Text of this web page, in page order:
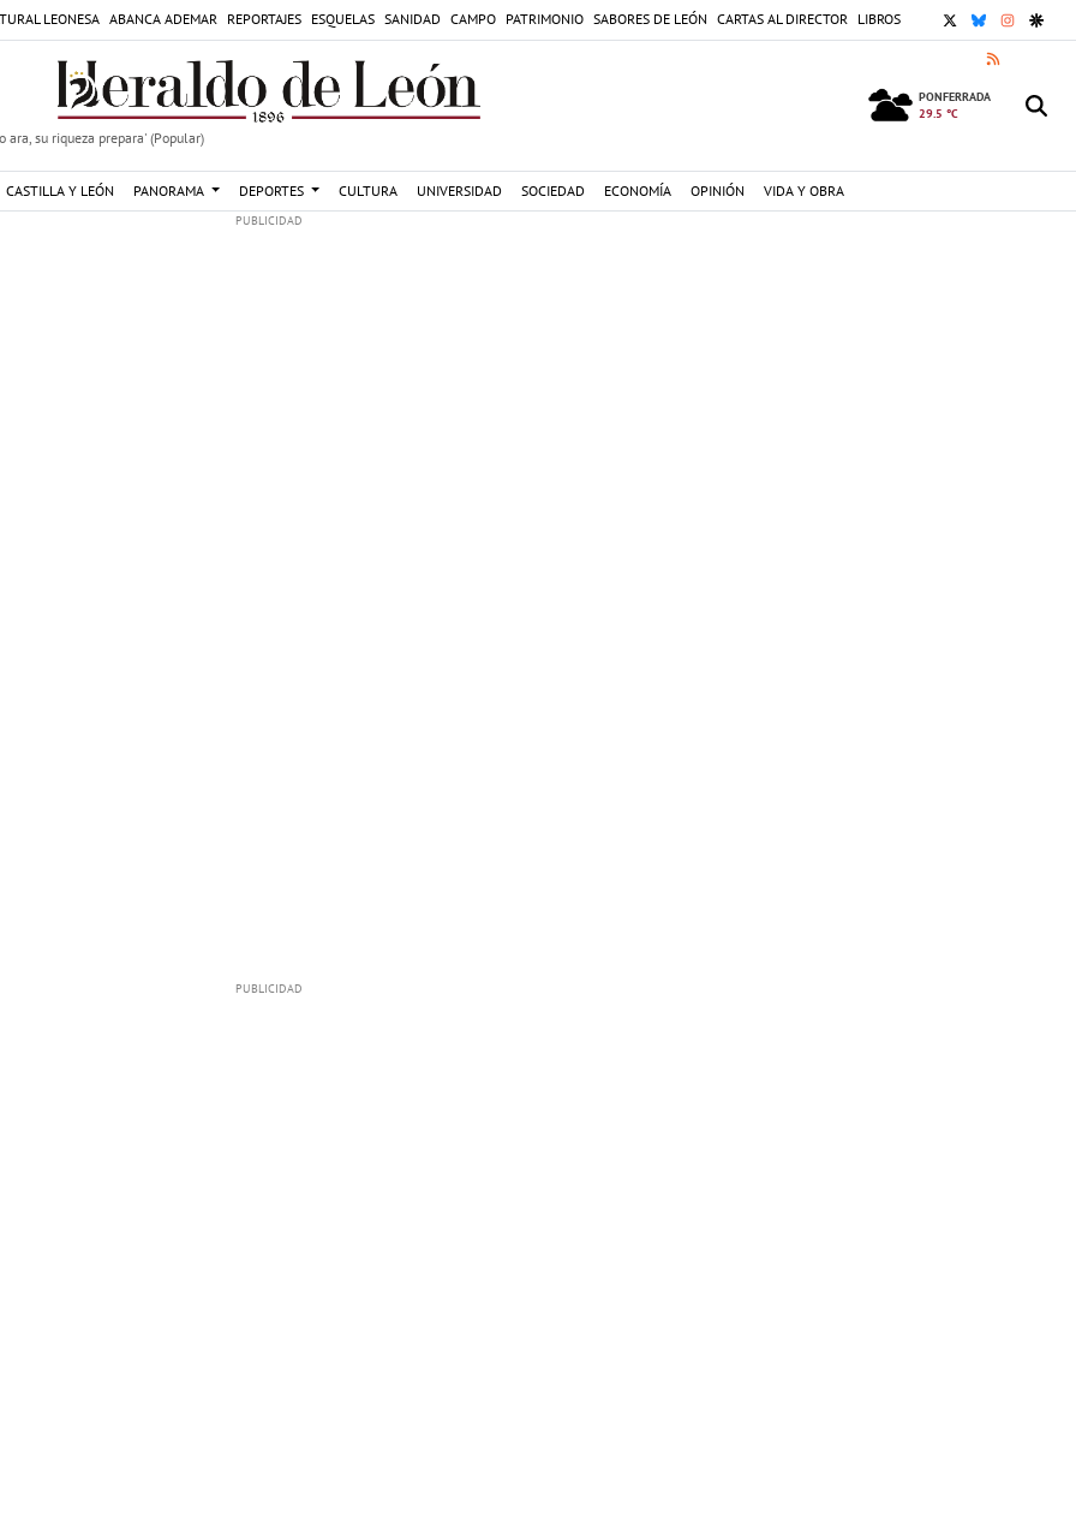
LEONESA ABANCA ADEMAR REPORTAJES ESQUELAS SANIDAD CAMPO PATRIMONIO SABORES DE LEÓN CARTAS AL DIRECTOR LIBROS X BLUESKY
RSS
ara, su riqueza prepara' (Popular)
PONFERRADA
29.5 °C
CASTILLA Y LEÓN PANORAMA DEPORTES CULTURA UNIVERSIDAD SOCIEDAD ECONOMÍA OPINIÓN VIDA Y OBRA